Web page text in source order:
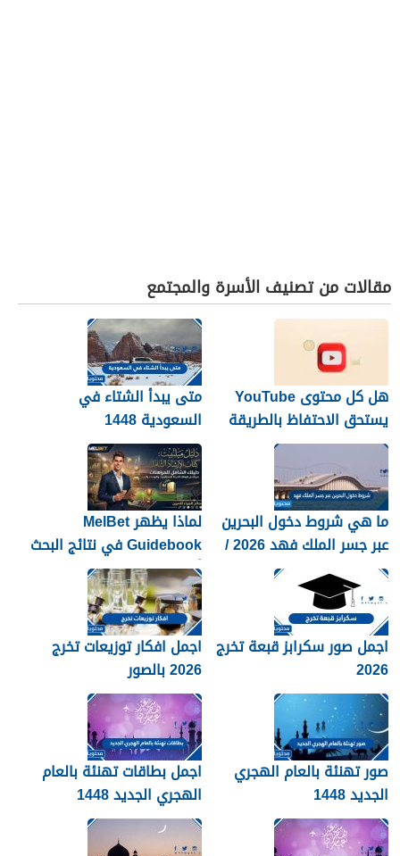
مقالات من تصنيف الأسرة والمجتمع
هل كل محتوى YouTube
يستحق الاحتفاظ بالطريقة
نفسها؟
متى يبدأ الشتاء في
السعودية 1448
ما هي شروط دخول البحرين
عبر جسر الملك فهد 2026 /
1448
لماذا يظهر MelBet
Guidebook في نتائج البحث
أكثر من صفحات كثيرة؟
اجمل صور سكرابز قبعة تخرج
2026
اجمل افكار توزيعات تخرج
2026 بالصور
صور تهنئة بالعام الهجري
الجديد 1448
اجمل بطاقات تهنئة بالعام
الهجري الجديد 1448